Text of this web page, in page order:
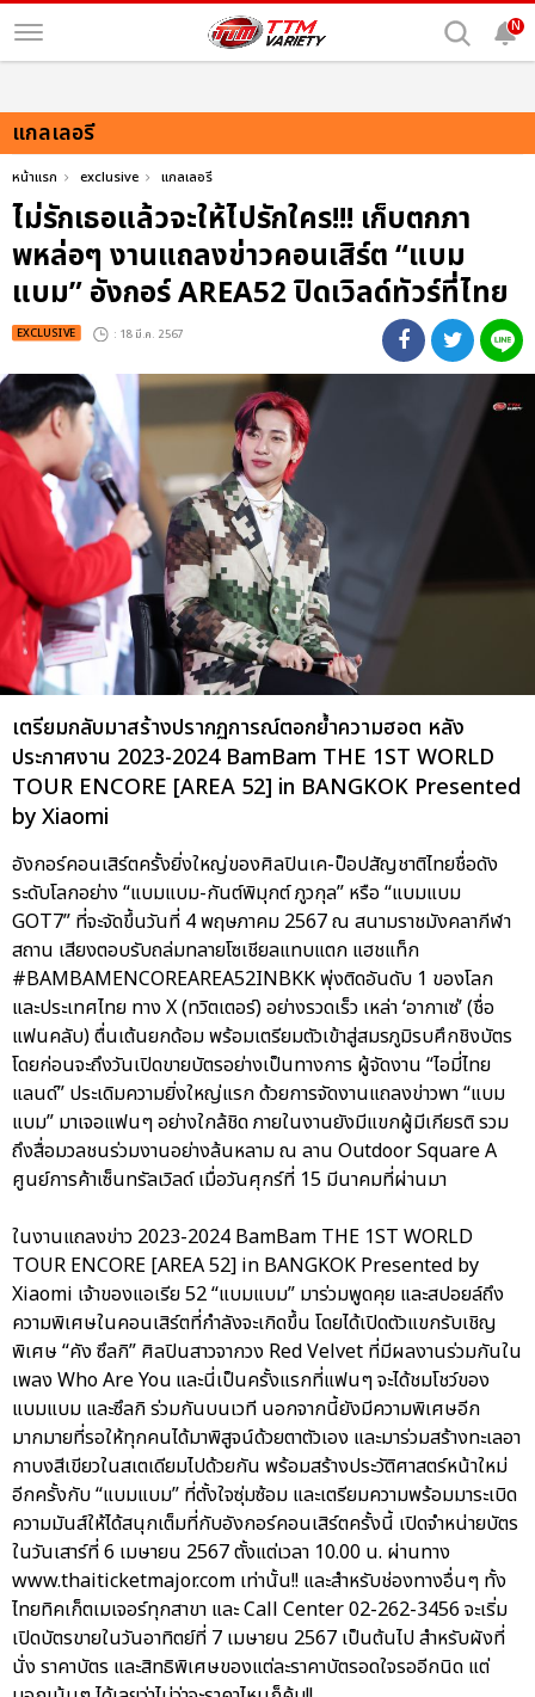
N
แกลเลอรี
หน้าแรก exclusive แกลเลอรี
ไม่รักเธอแล้วจะให้ไปรักใคร!!! เก็บตกภา
พหล่อๆ งานแถลงข่าวคอนเสิร์ต “แบม
แบม” อังกอร์ AREA52 ปิดเวิลด์ทัวร์ที่ไทย
EXCLUSIVE : 18 มี.ค. 2567
เตรียมกลับมาสร้างปรากฏการณ์ตอกย้ำความฮอต หลัง
ประกาศงาน 2023-2024 BamBam THE 1ST WORLD
TOUR ENCORE [AREA 52] in BANGKOK Presented
by Xiaomi
อังกอร์คอนเสิร์ตครั้งยิ่งใหญ่ของศิลปินเค-ป็อปสัญชาติไทยชื่อดัง
ระดับโลกอย่าง “แบมแบม-กันต์พิมุกต์ ภูวกุล” หรือ “แบมแบม
GOT7” ที่จะจัดขึ้นวันที่ 4 พฤษภาคม 2567 ณ สนามราชมังคลากีฬา
สถาน เสียงตอบรับถล่มทลายโซเชียลแทบแตก แฮชแท็ก
#BAMBAMENCOREAREA52INBKK พุ่งติดอันดับ 1 ของโลก
และประเทศไทย ทาง X (ทวิตเตอร์) อย่างรวดเร็ว เหล่า ‘อากาเซ่’ (ชื่อ
แฟนคลับ) ตื่นเต้นยกด้อม พร้อมเตรียมตัวเข้าสู่สมรภูมิรบศึกชิงบัตร
โดยก่อนจะถึงวันเปิดขายบัตรอย่างเป็นทางการ ผู้จัดงาน “ไอมี่ไทย
แลนด์” ประเดิมความยิ่งใหญ่แรก ด้วยการจัดงานแถลงข่าวพา “แบม
แบม” มาเจอแฟนๆ อย่างใกล้ชิด ภายในงานยังมีแขกผู้มีเกียรติ รวม
ถึงสื่อมวลชนร่วมงานอย่างล้นหลาม ณ ลาน Outdoor Square A
ศูนย์การค้าเซ็นทรัลเวิลด์ เมื่อวันศุกร์ที่ 15 มีนาคมที่ผ่านมา
ในงานแถลงข่าว 2023-2024 BamBam THE 1ST WORLD
TOUR ENCORE [AREA 52] in BANGKOK Presented by
Xiaomi เจ้าของแอเรีย 52 “แบมแบม” มาร่วมพูดคุย และสปอยล์ถึง
ความพิเศษในคอนเสิร์ตที่กำลังจะเกิดขึ้น โดยได้เปิดตัวแขกรับเชิญ
พิเศษ “คัง ซึลกิ” ศิลปินสาวจากวง Red Velvet ที่มีผลงานร่วมกันใน
เพลง Who Are You และนี่เป็นครั้งแรกที่แฟนๆ จะได้ชมโชว์ของ
แบมแบม และซึลกิ ร่วมกันบนเวที นอกจากนี้ยังมีความพิเศษอีก
มากมายที่รอให้ทุกคนได้มาพิสูจน์ด้วยตาตัวเอง และมาร่วมสร้างทะเลอา
กาบงสีเขียวในสเตเดียมไปด้วยกัน พร้อมสร้างประวัติศาสตร์หน้าใหม่
อีกครั้งกับ “แบมแบม” ที่ตั้งใจซุ่มซ้อม และเตรียมความพร้อมมาระเบิด
ความมันส์ให้ได้สนุกเต็มที่กับอังกอร์คอนเสิร์ตครั้งนี้ เปิดจำหน่ายบัตร
ในวันเสาร์ที่ 6 เมษายน 2567 ตั้งแต่เวลา 10.00 น. ผ่านทาง
www.thaiticketmajor.com เท่านั้น!! และสำหรับช่องทางอื่นๆ ทั้ง
ไทยทิคเก็ตเมเจอร์ทุกสาขา และ Call Center 02-262-3456 จะเริ่ม
เปิดบัตรขายในวันอาทิตย์ที่ 7 เมษายน 2567 เป็นต้นไป สำหรับผังที่
นั่ง ราคาบัตร และสิทธิพิเศษของแต่ละราคาบัตรอดใจรออีกนิด แต่